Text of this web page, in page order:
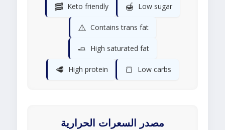
🥓 Keto friendly 🍯 Low sugar
⚠️ Contains trans fat
🧈 High saturated fat
🥩 High protein 🍞 Low carbs
مصدر السعرات الحرارية